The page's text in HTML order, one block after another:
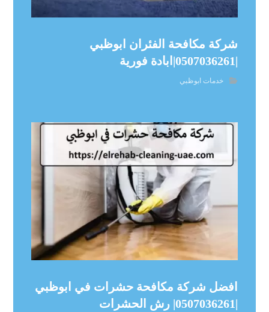
شركة مكافحة الفئران ابوظبي
|0507036261|ابادة فورية
خدمات ابوظبي
افضل شركة مكافحة حشرات في ابوظبي
|0507036261| رش الحشرات